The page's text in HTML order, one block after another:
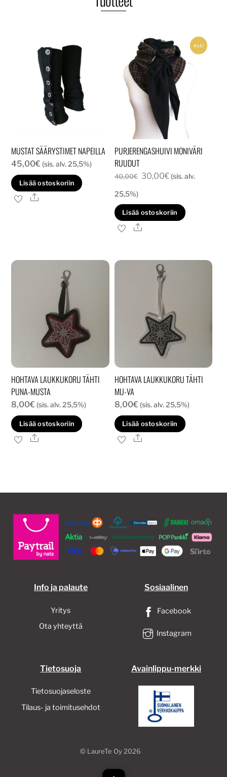
MUSTAT SÄÄRYSTIMET NAPEILLA
45,00€ (sis. alv. 25,5%)
Lisää ostoskoriin
Ale
ALE!
PURJERENGASHUIVI MONIVÄRI
RUUDUT
40,00€ Alkuperäinen
oli:
40,00€.
30,00€Nykyinen
on:
30,00€.
(sis. alv.
25,5%)
Lisää ostoskoriin
Ale
HOHTAVA LAUKKUKORU TÄHTI
PUNA-MUSTA
8,00€ (sis. alv. 25,5%)
Lisää ostoskoriin
Ale
HOHTAVA LAUKKUKORU TÄHTI
MU-VA
8,00€ (sis. alv. 25,5%)
Lisää ostoskoriin
Ale
Info ja palaute
Yritys
Ota yhteyttä
Sosiaalinen
Facebook
Instagram
Tietosuoja
Tietosuojaseloste
Tilaus- ja toimitusehdot
Avainlippu-merkki
© LaureTe Oy2026